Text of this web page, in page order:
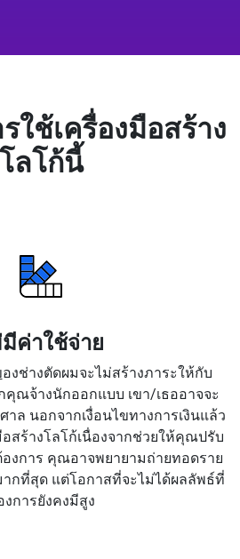
ใช้เครื่องมือสร้าง
โลโก้นี้
ค่าใช้จ่าย
องช่างตัดผมจะไม่สร้างภาระให้กับ
ณจ้างนักออกแบบ เขา/เธออาจจะ
าล นอกจากเงื่อนไขทางการเงินแล้ว
สร้างโลโก้เนื่องจากช่วยให้คุณปรับ
งการ คุณอาจพยายามถ่ายทอดราย
กที่สุด แต่โอกาสที่จะไม่ได้ผลลัพธ์ที่
งการยังคงมีสูง